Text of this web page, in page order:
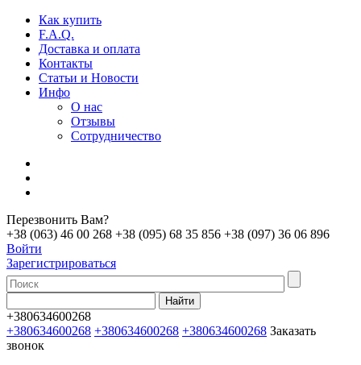
Как купить
F.A.Q.
Доставка и оплата
Контакты
Статьи и Новости
Инфо
О нас
Отзывы
Сотрудничество
Перезвонить Вам?
+38 (063) 46 00 268 +38 (095) 68 35 856 +38 (097) 36 06 896
Войти
Зарегистрироваться
+380634600268
+380634600268 +380634600268 +380634600268 Заказать
звонок